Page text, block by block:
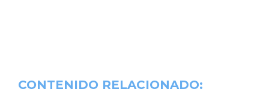
CONTENIDO RELACIONADO: